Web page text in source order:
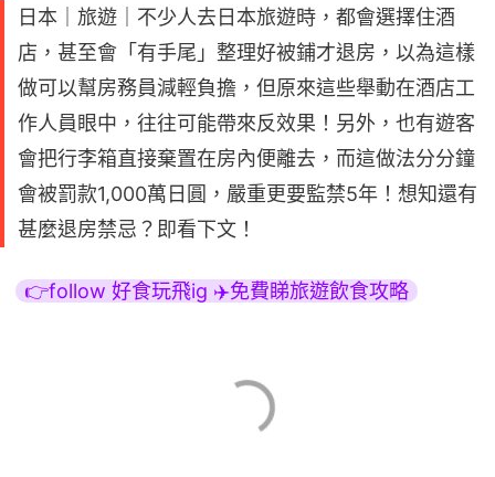
日本｜旅遊｜不少人去日本旅遊時，都會選擇住酒
店，甚至會「有手尾」整理好被鋪才退房，以為這樣
做可以幫房務員減輕負擔，但原來這些舉動在酒店工
作人員眼中，往往可能帶來反效果！另外，也有遊客
會把行李箱直接棄置在房內便離去，而這做法分分鐘
會被罰款1,000萬日圓，嚴重更要監禁5年！想知還有
甚麼退房禁忌？即看下文！
👉follow 好食玩飛ig ✈️免費睇旅遊飲食攻略